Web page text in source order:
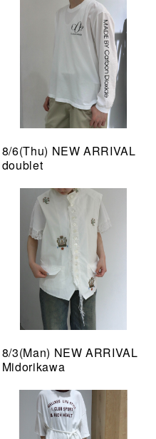
8/6(Thu) NEW ARRIVAL
doublet
8/3(Man) NEW ARRIVAL
Midorikawa